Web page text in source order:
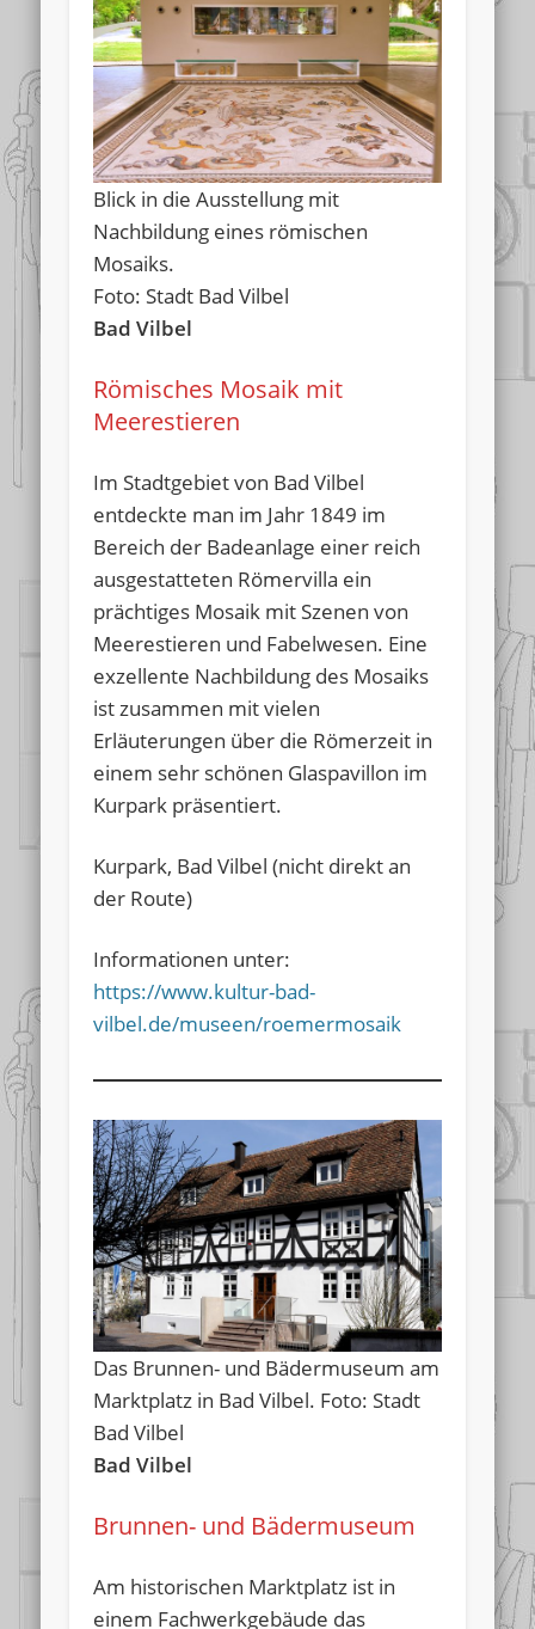
Blick in die Ausstellung mit
Nachbildung eines römischen
Mosaiks.
Foto: Stadt Bad Vilbel
Bad Vilbel
Römisches Mosaik mit
Meerestieren
Im Stadtgebiet von Bad Vilbel
entdeckte man im Jahr 1849 im
Bereich der Badeanlage einer reich
ausgestatteten Römervilla ein
prächtiges Mosaik mit Szenen von
Meerestieren und Fabelwesen. Eine
exzellente Nachbildung des Mosaiks
ist zusammen mit vielen
Erläuterungen über die Römerzeit in
einem sehr schönen Glaspavillon im
Kurpark präsentiert.
Kurpark, Bad Vilbel (nicht direkt an
der Route)
Informationen unter:
https://www.kultur-bad-
vilbel.de/museen/roemermosaik
Das Brunnen- und Bädermuseum am
Marktplatz in Bad Vilbel. Foto: Stadt
Bad Vilbel
Bad Vilbel
Brunnen- und Bädermuseum
Am historischen Marktplatz ist in
einem Fachwerkgebäude das